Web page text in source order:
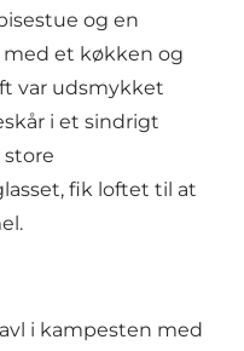
og en
et køkken og
var udsmykket
i et sindrigt
store
fik loftet til at
i kampesten med